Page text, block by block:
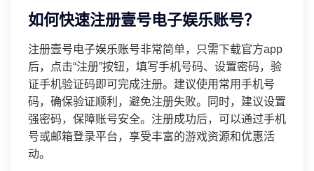
如何快速注册壹号电子娱乐账号？
注册壹号电子娱乐账号非常简单，只需下载官方app
后，点击“注册”按钮，填写手机号码、设置密码，验
证手机验证码即可完成注册。建议使用常用手机号
码，确保验证顺利，避免注册失败。同时，建议设置
强密码，保障账号安全。注册成功后，可以通过手机
号或邮箱登录平台，享受丰富的游戏资源和优惠活
动。